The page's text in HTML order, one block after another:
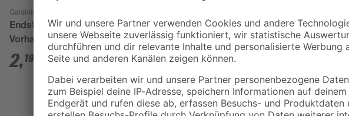
Gardinia
Endstücke für
Vorhangschienen GE
1 weiß 2 Stück
2,19
Schienenverbinder für
Vorhangschienen
weiß
2,19 €
Endstücke GE2 weiß
2 Stück